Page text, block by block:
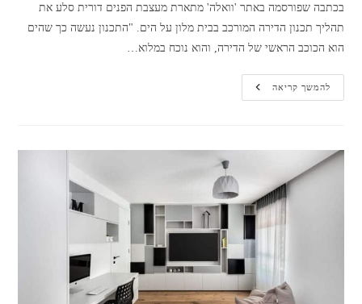
בכתבה שפורסמה באתר 'וואלה' מתארת מעצבת הפנים דורית סלע את
תהליך תכנון הדירה המורכב בבית מלון על הים. "התכנון נעשה כך שהים
הוא הכוכב הראשי של הדירה, והוא נוכח במלוא…
להמשך קריאהדורית
סלע
הכוכב
הראשי
של
הדירה”